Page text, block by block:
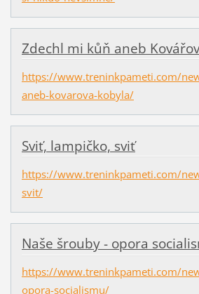
Zdechl mi kůň aneb
https://www.treninkpameti.com/
aneb-kovarova-kobyla/
Sviť, lampičko, sviť
https://www.treninkpameti.com/
svit/
Naše šrouby - opora
https://www.treninkpameti.com/
opora-socialismu/